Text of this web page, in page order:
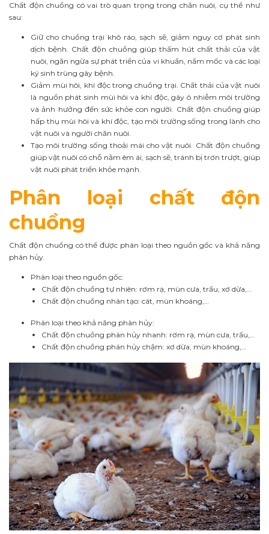
Chất độn chuồng có vai trò quan trọng trong chăn nuôi, cụ thể như
sau:
Giữ cho chuồng trại khô ráo, sạch sẽ, giảm nguy cơ phát sinh
dịch bệnh. Chất độn chuồng giúp thấm hút chất thải của vật
nuôi, ngăn ngừa sự phát triển của vi khuẩn, nấm mốc và các loại
ký sinh trùng gây bệnh.
Giảm mùi hôi, khí độc trong chuồng trại. Chất thải của vật nuôi
là nguồn phát sinh mùi hôi và khí độc, gây ô nhiễm môi trường
và ảnh hưởng đến sức khỏe con người. Chất độn chuồng giúp
hấp thụ mùi hôi và khí độc, tạo môi trường sống trong lành cho
vật nuôi và người chăn nuôi.
Tạo môi trường sống thoải mái cho vật nuôi. Chất độn chuồng
giúp vật nuôi có chỗ nằm êm ái, sạch sẽ, tránh bị trơn trượt, giúp
vật nuôi phát triển khỏe mạnh.
Phân loại chất độn
chuồng
Chất độn chuồng có thể được phân loại theo nguồn gốc và khả năng
phân hủy.
Phân loại theo nguồn gốc:
Chất độn chuồng tự nhiên: rơm rạ, mùn cưa, trấu, xơ dừa,…
Chất độn chuồng nhân tạo: cát, mùn khoáng,…
Phân loại theo khả năng phân hủy:
Chất độn chuồng phân hủy nhanh: rơm rạ, mùn cưa, trấu,…
Chất độn chuồng phân hủy chậm: xơ dừa, mùn khoáng,…